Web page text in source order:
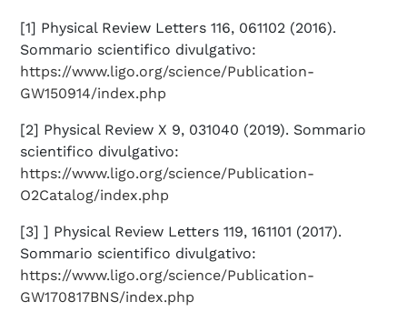
[1] Physical Review Letters 116, 061102 (2016).
Sommario scientifico divulgativo:
https://www.ligo.org/science/Publication-
GW150914/index.php
[2] Physical Review X 9, 031040 (2019). Sommario
scientifico divulgativo:
https://www.ligo.org/science/Publication-
O2Catalog/index.php
[3] ] Physical Review Letters 119, 161101 (2017).
Sommario scientifico divulgativo:
https://www.ligo.org/science/Publication-
GW170817BNS/index.php